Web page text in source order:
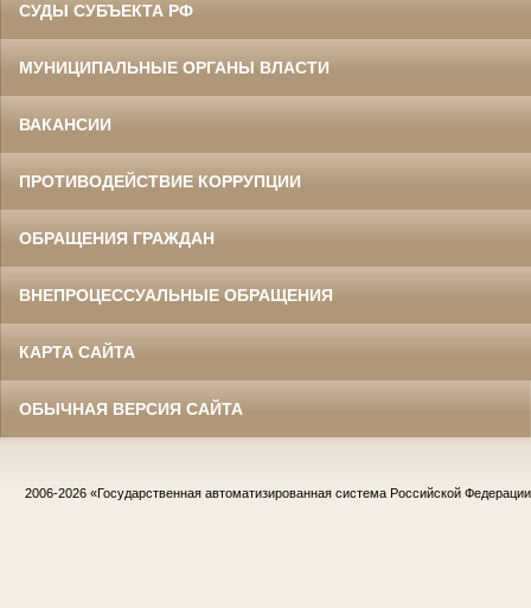
СУДЫ СУБЪЕКТА РФ
МУНИЦИПАЛЬНЫЕ ОРГАНЫ ВЛАСТИ
ВАКАНСИИ
ПРОТИВОДЕЙСТВИЕ КОРРУПЦИИ
ОБРАЩЕНИЯ ГРАЖДАН
ВНЕПРОЦЕССУАЛЬНЫЕ ОБРАЩЕНИЯ
КАРТА САЙТА
ОБЫЧНАЯ ВЕРСИЯ САЙТА
2006-2026 «Государственная автоматизированная система Российской